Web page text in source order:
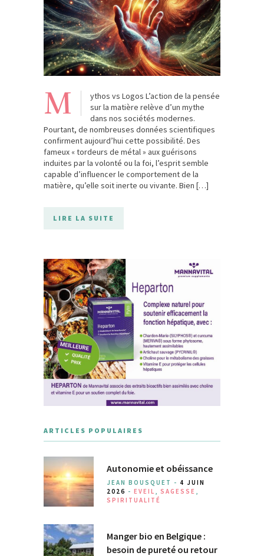
M
ythos vs Logos L’action de la pensée
sur la matière relève d’un mythe
dans nos sociétés modernes.
Pourtant, de nombreuses données scientifiques
confirment aujourd’hui cette possibilité. Des
fameux « tordeurs de métal » aux guérisons
induites par la volonté ou la foi, l’esprit semble
capable d’influencer le comportement de la
matière, qu’elle soit inerte ou vivante. Bien […]
LIRE LA SUITE
ARTICLES POPULAIRES
Autonomie et obéissance
JEAN BOUSQUET - 4 JUIN
2026 - EVEIL SAGESSE
SPIRITUALITÉ
Manger bio en Belgique :
besoin de pureté ou retour